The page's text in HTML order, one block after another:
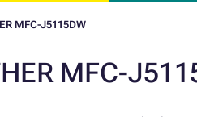
MFC-J5115DW
MFC-